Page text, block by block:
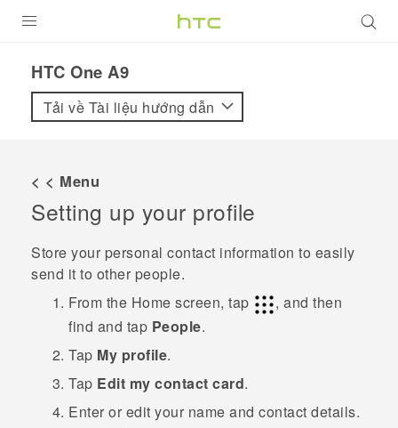
VIVE
VIVERSE
ỨNG DỤNG
HỖ TRỢ
HTC One A9‎
Tải về Tài liệu hướng dẫn
< < Menu
Setting up your profile
Store your personal contact information to easily
send it to other people.
From the Home screen, tap
, and then
find and tap People.
Tap My profile.
Tap Edit my contact card.
Enter or edit your name and contact details.